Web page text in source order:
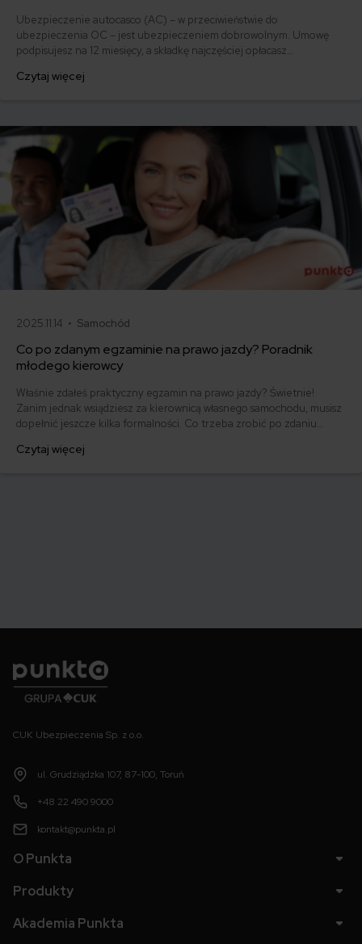
Ubezpieczenie autocasco (AC) – w przeciwieństwie do
ubezpieczenia OC – jest ubezpieczeniem dobrowolnym. Umowę
podpisujesz na 12 miesięcy, a składkę najczęściej opłacasz
ofertę lub zdecydowałeś się sprzedać samochód w trakcie trwania
Czytaj więcej
2025.11.14 • Samochód
Co po zdanym egzaminie na prawo jazdy? Poradnik
młodego kierowcy
Właśnie zdałeś praktyczny egzamin na prawo jazdy? Świetnie!
Zanim jednak wsiądziesz za kierownicą własnego samochodu, musisz
dopełnić jeszcze kilka formalności. Co trzeba zrobić po zdaniu
którym szybko załatwisz sprawy urzędowe i będziesz mógł prowadzić
Czytaj więcej
CUK Ubezpieczenia Sp. z o.o.
ul. Grudziądzka 107, 87-100, Toruń
+48 22 490 9000
kontakt@punkta.pl
O Punkta
Produkty
Akademia Punkta